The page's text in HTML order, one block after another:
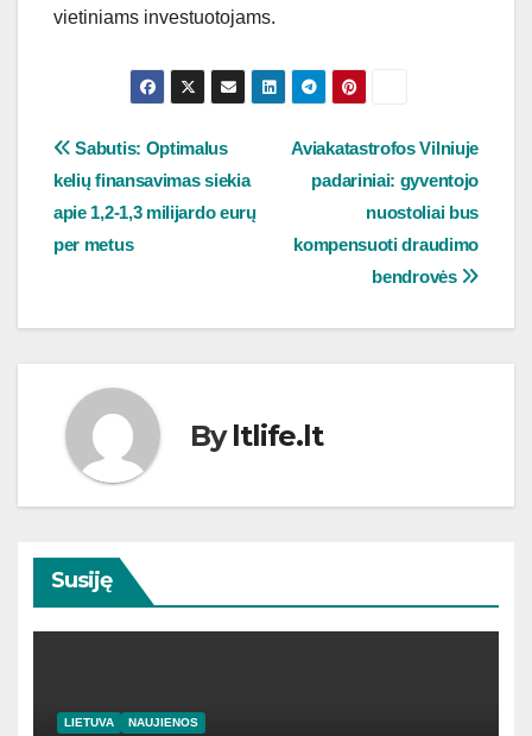
vietiniams investuotojams.
Navigacija
tarp
įrašų
Aviakatastrofos Vilniuje
padariniai: gyventojo
nuostoliai bus
kompensuoti draudimo
bendrovės
Sabutis: Optimalus
kelių finansavimas siekia
apie 1,2-1,3 milijardo eurų
per metus
Byltlife.lt
Susiję
LIETUVA NAUJIENOS